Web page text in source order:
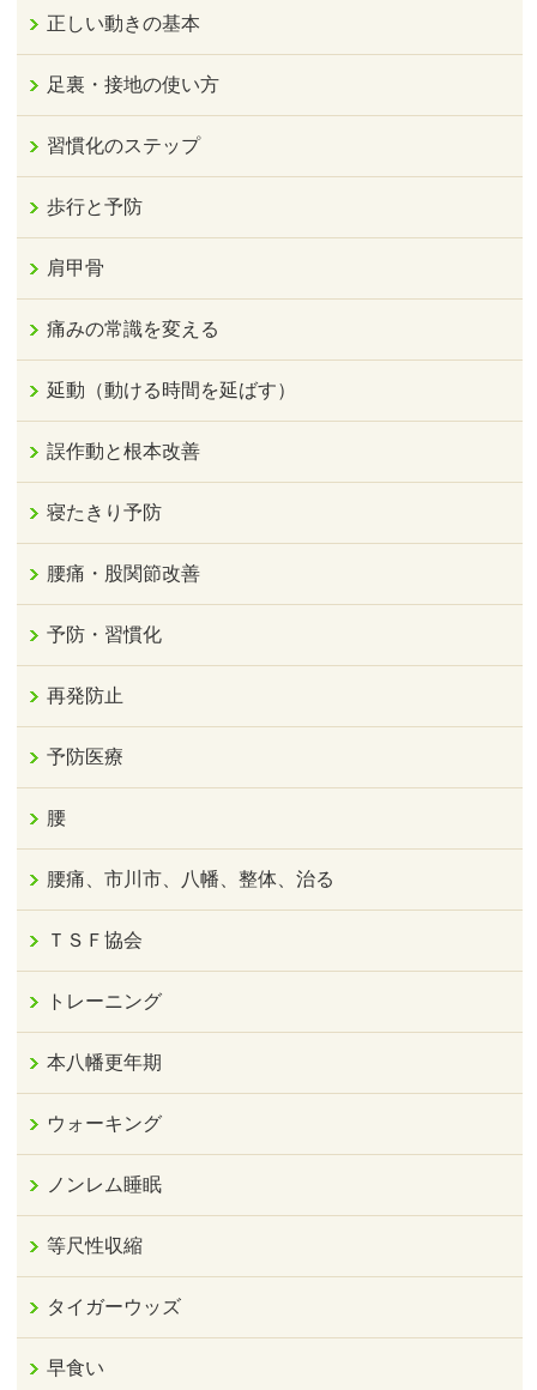
正しい動きの基本
足裏・接地の使い方
習慣化のステップ
歩行と予防
肩甲骨
痛みの常識を変える
延動（動ける時間を延ばす）
誤作動と根本改善
寝たきり予防
腰痛・股関節改善
予防・習慣化
再発防止
予防医療
腰
腰痛、市川市、八幡、整体、治る
ＴＳＦ協会
トレーニング
本八幡更年期
ウォーキング
ノンレム睡眠
等尺性収縮
タイガーウッズ
早食い